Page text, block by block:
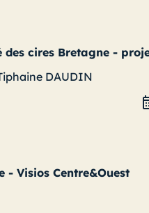
cires Bretagne -
DAUDIN
Visios Centre&Ouest